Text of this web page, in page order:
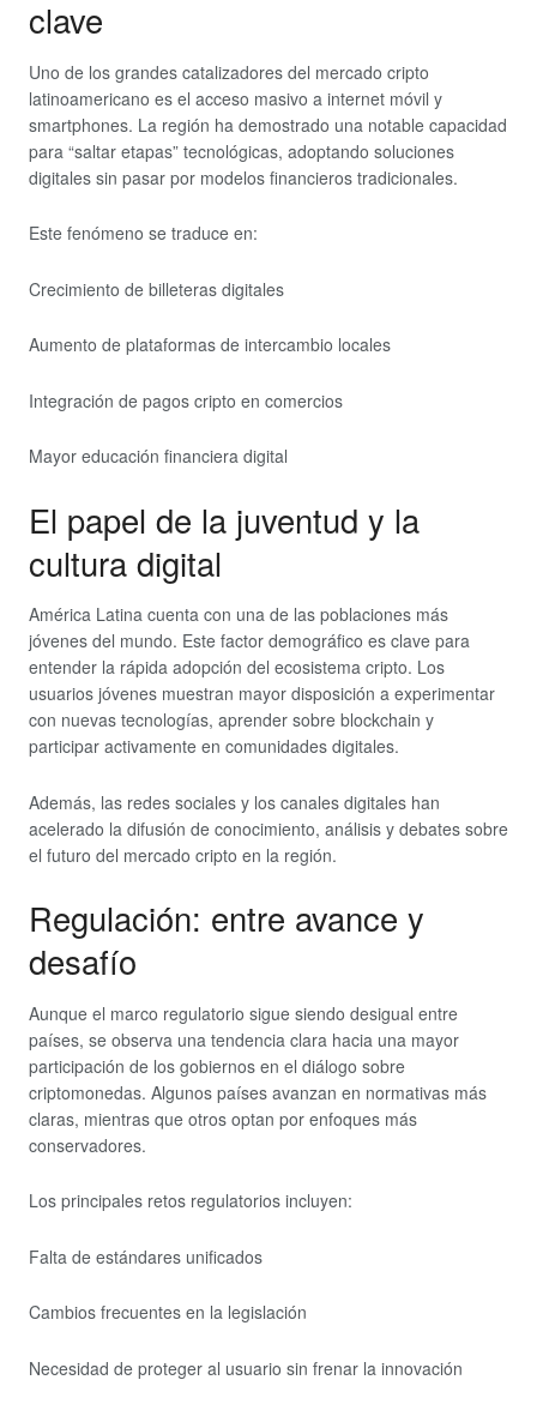
clave
Uno de los grandes catalizadores del mercado cripto
latinoamericano es el acceso masivo a internet móvil y
smartphones. La región ha demostrado una notable capacidad
para “saltar etapas” tecnológicas, adoptando soluciones
digitales sin pasar por modelos financieros tradicionales.
Este fenómeno se traduce en:
Crecimiento de billeteras digitales
Aumento de plataformas de intercambio locales
Integración de pagos cripto en comercios
Mayor educación financiera digital
El papel de la juventud y la
cultura digital
América Latina cuenta con una de las poblaciones más
jóvenes del mundo. Este factor demográfico es clave para
entender la rápida adopción del ecosistema cripto. Los
usuarios jóvenes muestran mayor disposición a experimentar
con nuevas tecnologías, aprender sobre blockchain y
participar activamente en comunidades digitales.
Además, las redes sociales y los canales digitales han
acelerado la difusión de conocimiento, análisis y debates sobre
el futuro del mercado cripto en la región.
Regulación: entre avance y
desafío
Aunque el marco regulatorio sigue siendo desigual entre
países, se observa una tendencia clara hacia una mayor
participación de los gobiernos en el diálogo sobre
criptomonedas. Algunos países avanzan en normativas más
claras, mientras que otros optan por enfoques más
conservadores.
Los principales retos regulatorios incluyen:
Falta de estándares unificados
Cambios frecuentes en la legislación
Necesidad de proteger al usuario sin frenar la innovación